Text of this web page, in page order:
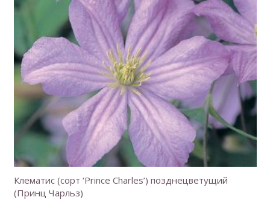
Клематис (сорт ‘Prince Charles’) позднецветущий
(Принц Чарльз)